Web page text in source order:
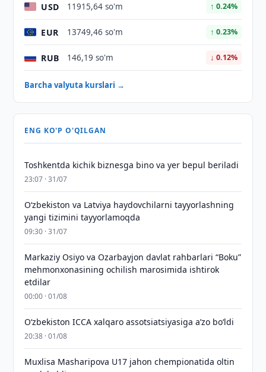
USD 11915,64 so'm ↑ 0.24%
EUR 13749,46 so'm ↑ 0.23%
RUB 146,19 so'm ↓ 0.12%
Barcha valyuta kurslari →
ENG KO'P O'QILGAN
Toshkentda kichik biznesga bino va yer bepul beriladi
23:07 · 31/07
Oʻzbekiston va Latviya haydovchilarni tayyorlashning
yangi tizimini tayyorlamoqda
09:30 · 31/07
Markaziy Osiyo va Ozarbayjon davlat rahbarlari “Boku”
mehmonxonasining ochilish marosimida ishtirok
etdilar
00:00 · 01/08
O‘zbekiston ICCA xalqaro assotsiatsiyasiga aʼzo bo‘ldi
20:38 · 01/08
Muxlisa Masharipova U17 jahon chempionatida oltin